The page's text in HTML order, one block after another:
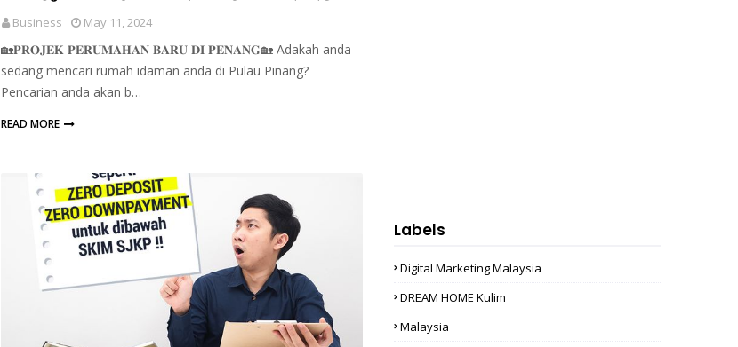
Business May 11, 2024
🏡𝐏𝐑𝐎𝐉𝐄𝐊 𝐏𝐄𝐑𝐔𝐌𝐀𝐇𝐀𝐍 𝐁𝐀𝐑𝐔 𝐃𝐈 𝐏𝐄𝐍𝐀𝐍𝐆🏡 Adakah anda
sedang mencari rumah idaman anda di Pulau Pinang?
Pencarian anda akan b…
READ MORE
Labels
Digital Marketing Malaysia
DREAM HOME Kulim
Malaysia